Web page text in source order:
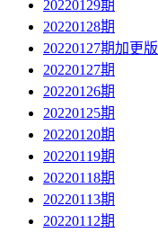
20220129期
20220128期
20220127期加更版
20220127期
20220126期
20220125期
20220120期
20220119期
20220118期
20220113期
20220112期